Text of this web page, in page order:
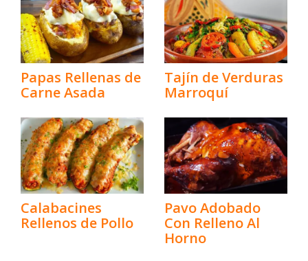
Papas Rellenas de
Carne Asada
Tajín de Verduras
Marroquí
Calabacines
Rellenos de Pollo
Pavo Adobado
Con Relleno Al
Horno